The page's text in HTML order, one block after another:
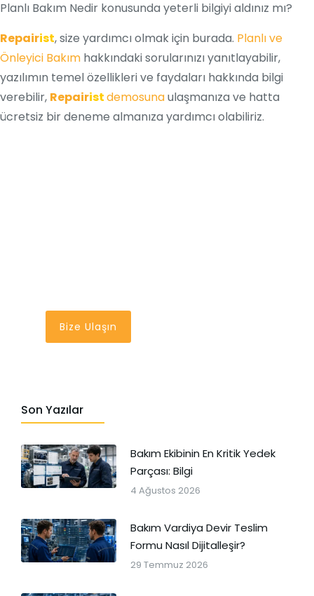
Planlı Bakım Nedir konusunda yeterli bilgiyi aldınız mı?
Repairist, size yardımcı olmak için burada. Planlı ve
Önleyici Bakım hakkındaki sorularınızı yanıtlayabilir,
yazılımın temel özellikleri ve faydaları hakkında bilgi
verebilir, Repairistdemosunaulaşmanıza ve hatta
ücretsiz bir deneme almanıza yardımcı olabiliriz.
Bize Ulaşın
Son Yazılar
Bakım Ekibinin En Kritik Yedek
Parçası: Bilgi
4 Ağustos 2026
Bakım Vardiya Devir Teslim
Formu Nasıl Dijitalleşir?
29 Temmuz 2026